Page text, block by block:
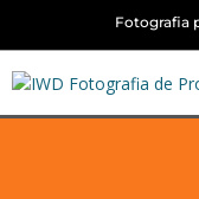
Fotografia